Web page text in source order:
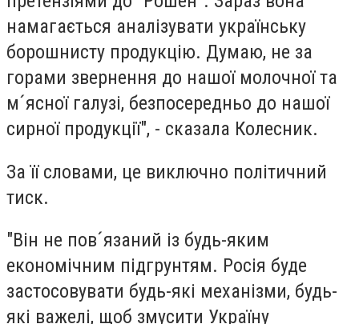
намагається аналізувати українську
борошнисту продукцію. Думаю, не за
горами звернення до нашої молочної та
м´ясної галузі, безпосередньо до нашої
сирної продукції", - сказала Колесник.
За її словами, це виключно політичний
тиск.
"Він не пов´язаний із будь-яким
економічним підгрунтям. Росія буде
застосовувати будь-які механізми, будь-
які важелі, щоб змусити Україну